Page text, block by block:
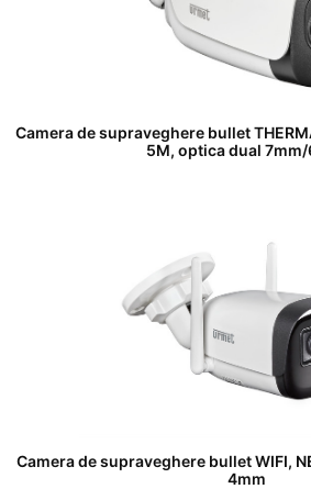
Camera de supraveghere bullet
5M, optica dual
Camera de supraveghere bullet WIFI,
4mm